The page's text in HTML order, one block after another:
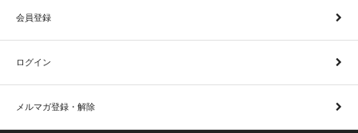
会員登録
ログイン
メルマガ登録・解除